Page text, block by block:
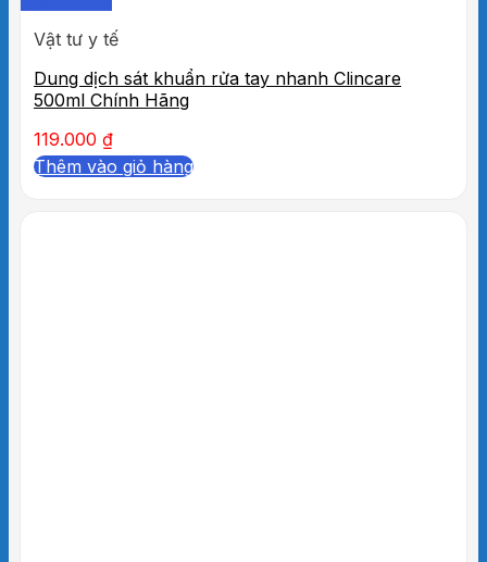
Vật tư y tế
Dung dịch sát khuẩn rửa tay nhanh Clincare
500ml Chính Hãng
119.000 ₫
Thêm vào giỏ hàng